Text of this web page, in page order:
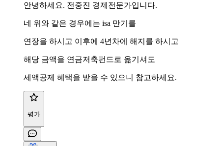
안녕하세요. 전중진 경제전문가입니다.
네 위와 같은 경우에는 isa 만기를
연장을 하시고 이후에 4년차에 해지를 하시고
해당 금액을 연금저축펀드로 옮기셔도
세액공제 혜택을 받을 수 있으니 참고하세요.
평가